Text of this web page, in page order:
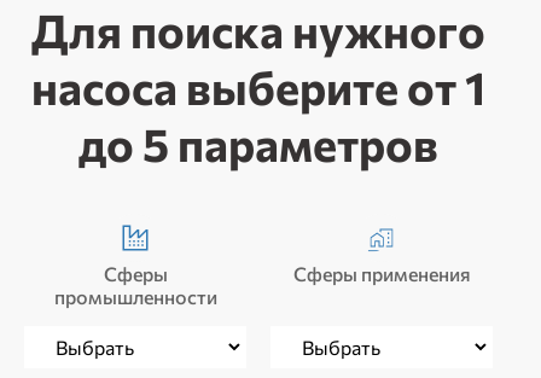
Для поиска нужного
насоса выберите от 1
до 5 параметров
Сферы
промышленности
Сферы применения